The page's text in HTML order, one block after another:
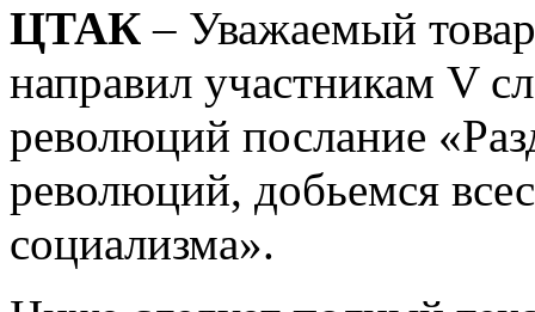
ЦТАК – Уважаемый
направил участникам V
революций послание
революций, добьемся
социализма».